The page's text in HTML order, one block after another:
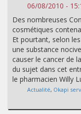
06/08/2010 -
Des nombreuses
cosmétiques
Et pourtant, selon
une substance
causer le cancer de
du sujet dans cet
le pharmacien Willy
Actualité, Okapi